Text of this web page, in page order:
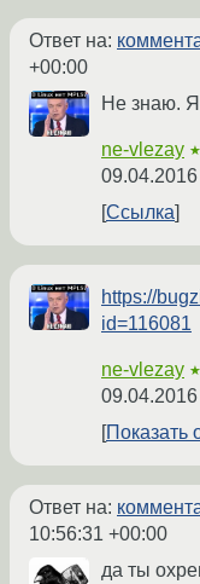
Ответ на:
+00:00
Не знаю.
ne-vlezay
Ссылка
https://
id=116081
ne-vlezay
Показать
Ответ на:
10:56:31 +00:00
да ты